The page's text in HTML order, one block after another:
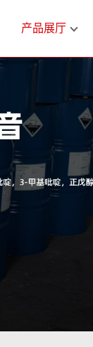
产品展厅